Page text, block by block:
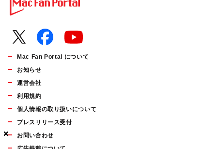
×
×
×
Mac Fan Portal について
お知らせ
運営会社
利用規約
個人情報の取り扱いについて
プレスリリース受付
お問い合わせ